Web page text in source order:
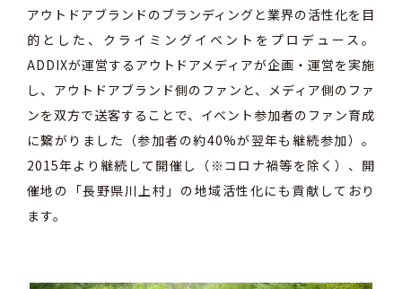
アウトドアブランドのブランディングと業界の活性化を目
的とした、クライミングイベントをプロデュース。
ADDIXが運営するアウトドアメディアが企画・運営を実施
し、アウトドアブランド側のファンと、メディア側のファ
ンを双方で送客することで、イベント参加者のファン育成
に繋がりました（参加者の約40%が翌年も継続参加）。
2015年より継続して開催し（※コロナ禍等を除く）、開
催地の「長野県川上村」の地域活性化にも貢献しており
ます。